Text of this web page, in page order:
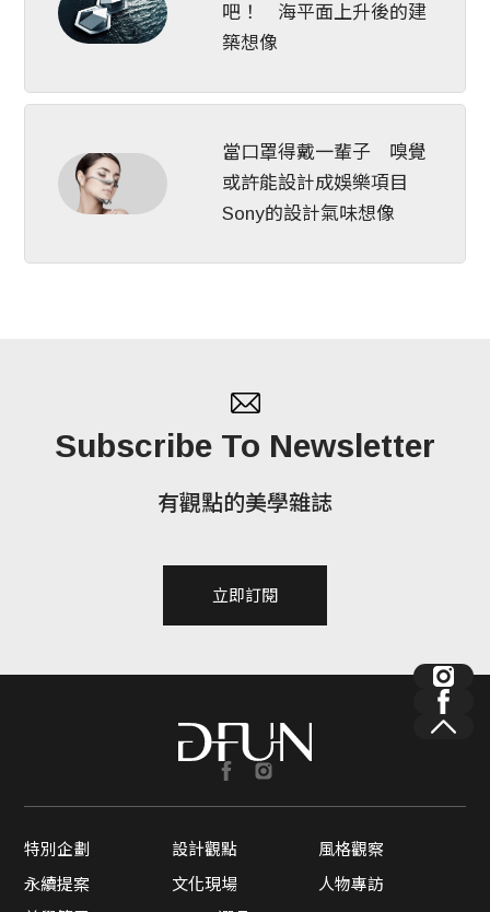
吧！ 海平面上升後的建
築想像
當口罩得戴一輩子 嗅覺
或許能設計成娛樂項目
Sony的設計氣味想像
Subscribe To Newsletter
有觀點的美學雜誌
立即訂閱
特別企劃 設計觀點
風格觀察
永續提案
文化現場
人物專訪